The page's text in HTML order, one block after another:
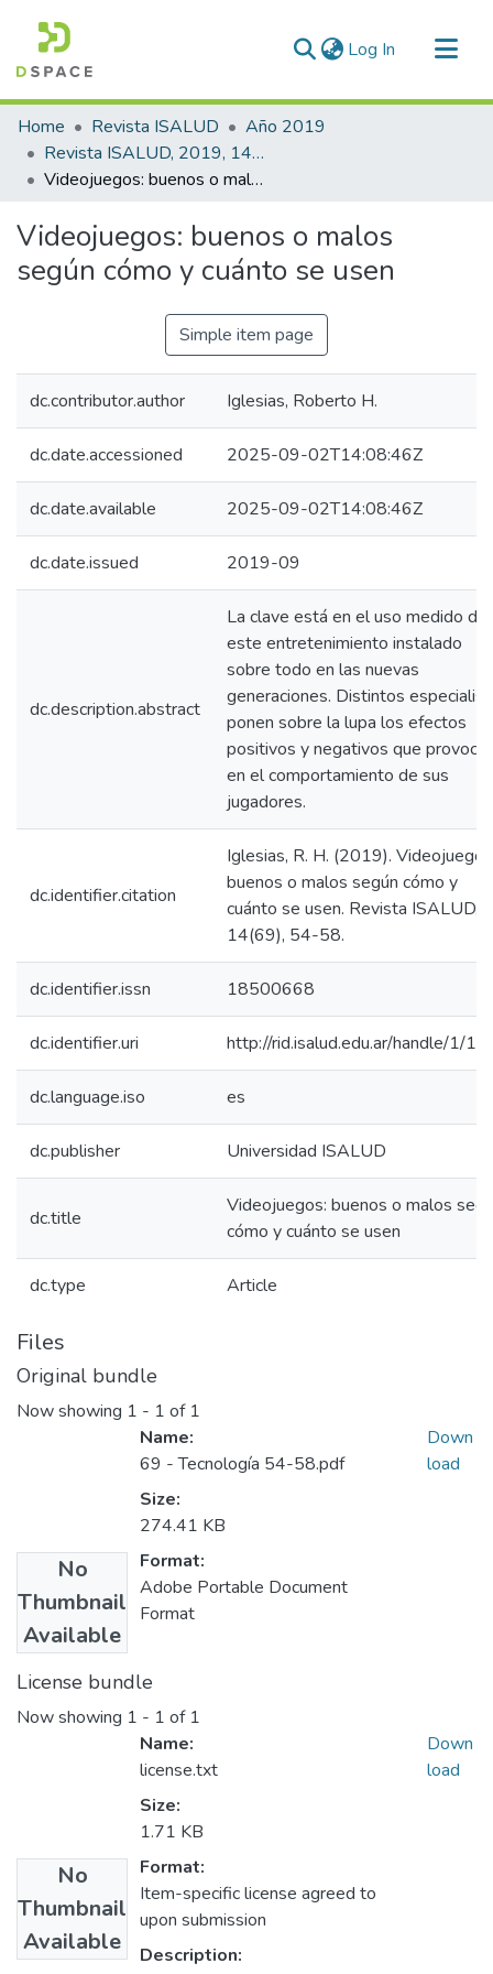
Log In (current)
Communities & Collections
All of DSpace
Statistics
Home Revista ISALUD
Año 2019
Revista ISALUD, 2019, 14(69)
Videojuegos: buenos o malos según cómo y cuánto se usen
Videojuegos: buenos o malos
según cómo y cuánto se usen
Simple item page
dc.contributor.author Iglesias, Roberto H.
dc.date.accessioned 2025-09-02T14:08:46Z
dc.date.available 2025-09-02T14:08:46Z
dc.date.issued 2019-09
dc.description.abstract
La clave está en el uso medido de
este entretenimiento instalado
sobre todo en las nuevas
generaciones. Distintos
ponen sobre la lupa los efectos
positivos y negativos que
en el comportamiento de sus
jugadores.
dc.identifier.citation
Iglesias, R. H. (2019).
buenos o malos según cómo y
cuánto se usen. Revista ISALUD,
14(69), 54-58.
dc.identifier.issn 18500668
dc.identifier.uri http://rid.isalud.edu.ar/handle/1/
dc.language.iso es
dc.publisher Universidad ISALUD
dc.title
Videojuegos: buenos o malos
cómo y cuánto se usen
dc.type Article
Files
Original bundle
Now showing 1 - 1 of 1
No
Thumbnail
Available
Name:
69 - Tecnología 54-58.pdf
Size:
274.41 KB
Format:
Adobe Portable Document
Format
Down
load
License bundle
Now showing 1 - 1 of 1
No
Thumbnail
Available
Name:
license.txt
Size:
1.71 KB
Format:
Item-specific license agreed to
upon submission
Description:
Down
load